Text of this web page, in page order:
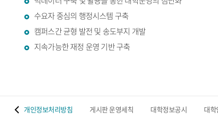
수요자 중심의 행정시스템 구축
캠퍼스간 균형 발전 및 송도부지 개발
지속가능한 재정 운영 기반 구축
개인정보처리방침 게시판 운영세칙 대학정보공시 대